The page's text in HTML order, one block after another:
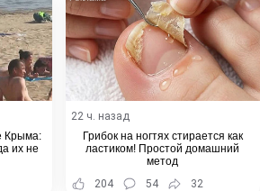
Крыма:
их не
22 ч. назад
Грибок на ногтях стирается как
ластиком! Простой домашний
метод
204
54 32